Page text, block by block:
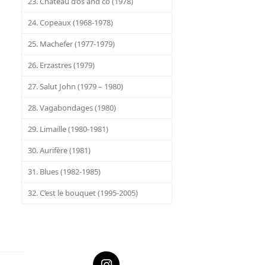
24. Copeaux (1968-1978)
25. Machefer (1977-1979)
26. Erzastres (1979)
27. Salut John (1979 – 1980)
28. Vagabondages (1980)
29. Limaille (1980-1981)
30. Aurifère (1981)
31. Blues (1982-1985)
32. C’est le bouquet (1995-2005)